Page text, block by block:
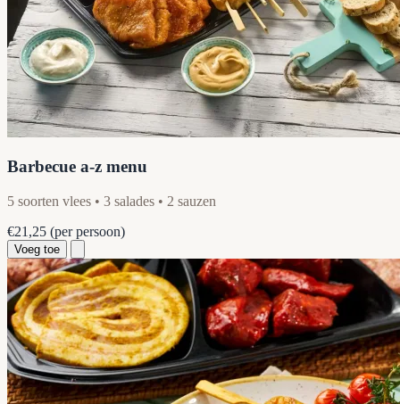
Barbecue a-z menu
5 soorten vlees • 3 salades • 2 sauzen
€21,25 (per persoon)
Voeg toe